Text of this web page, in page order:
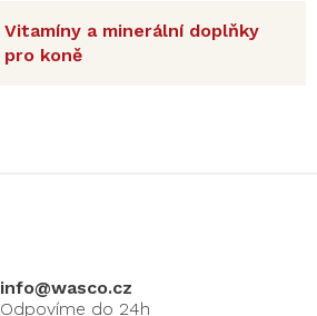
Vitamíny a minerální doplňky
pro koně
info@wasco.cz